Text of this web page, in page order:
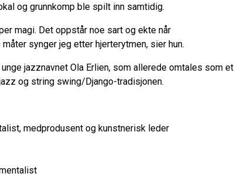
og grunnkomp ble spilt inn samtidig.
magi. Det oppstår noe sart og ekte når
synger jeg etter hjerterytmen, sier hun.
jazznavnet Ola Erlien, som allerede omtales som et
og string swing/Django-tradisjonen.
medprodusent og kunstnerisk leder